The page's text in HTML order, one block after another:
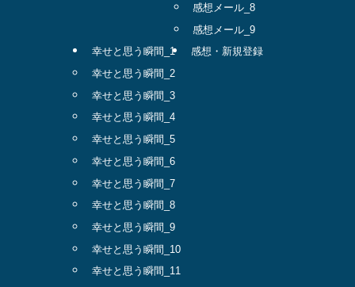
感想メール_8
感想メール_9
幸せと思う瞬間_1
幸せと思う瞬間_2
幸せと思う瞬間_3
幸せと思う瞬間_4
幸せと思う瞬間_5
幸せと思う瞬間_6
幸せと思う瞬間_7
幸せと思う瞬間_8
幸せと思う瞬間_9
幸せと思う瞬間_10
幸せと思う瞬間_11
感想・新規登録